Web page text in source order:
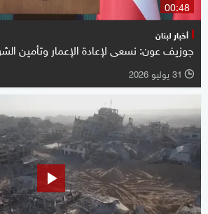
00:48
أخبار لبنان
جوزيف عون: نسعى لإعادة الإعمار وتأمين
l 31 يوليو 2026